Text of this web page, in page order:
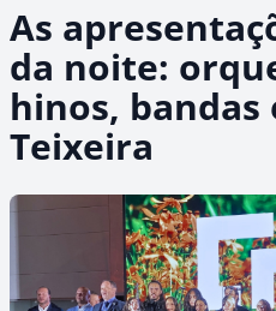
As
da noite:
hinos, bandas
Teixeira